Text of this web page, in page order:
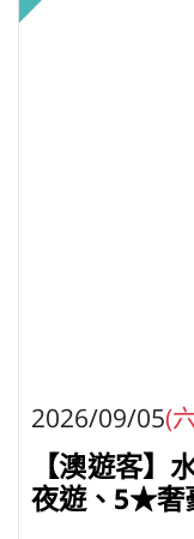
2026/09/05(
【澳遊客】
夜遊、5★奢